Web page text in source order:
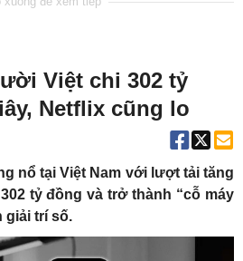
Việt chi 302 tỷ
Netflix cũng lo
nổ tại Việt Nam với lượt tải tăng
tỷ đồng và trở thành “cỗ máy
giải trí số.